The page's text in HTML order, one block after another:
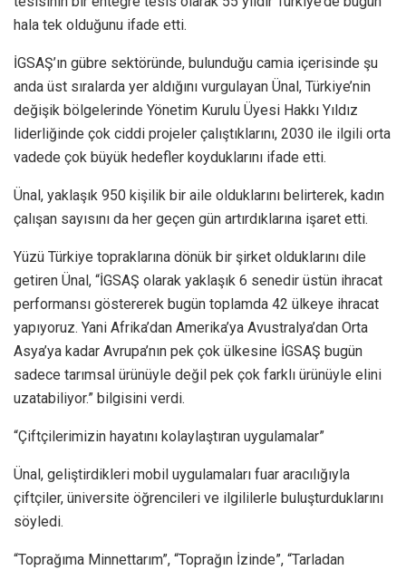
hala tek olduğunu ifade etti.
İGSAŞ’ın gübre sektöründe, bulunduğu camia içerisinde şu
anda üst sıralarda yer aldığını vurgulayan Ünal, Türkiye’nin
değişik bölgelerinde Yönetim Kurulu Üyesi Hakkı Yıldız
liderliğinde çok ciddi projeler çalıştıklarını, 2030 ile ilgili orta
vadede çok büyük hedefler koyduklarını ifade etti.
Ünal, yaklaşık 950 kişilik bir aile olduklarını belirterek, kadın
çalışan sayısını da her geçen gün artırdıklarına işaret etti.
Yüzü Türkiye topraklarına dönük bir şirket olduklarını dile
getiren Ünal, “İGSAŞ olarak yaklaşık 6 senedir üstün ihracat
performansı göstererek bugün toplamda 42 ülkeye ihracat
yapıyoruz. Yani Afrika’dan Amerika’ya Avustralya’dan Orta
Asya’ya kadar Avrupa’nın pek çok ülkesine İGSAŞ bugün
sadece tarımsal ürünüyle değil pek çok farklı ürünüyle elini
uzatabiliyor.” bilgisini verdi.
“Çiftçilerimizin hayatını kolaylaştıran uygulamalar”
Ünal, geliştirdikleri mobil uygulamaları fuar aracılığıyla
çiftçiler, üniversite öğrencileri ve ilgililerle buluşturduklarını
söyledi.
“Toprağıma Minnettarım”, “Toprağın İzinde”, “Tarladan